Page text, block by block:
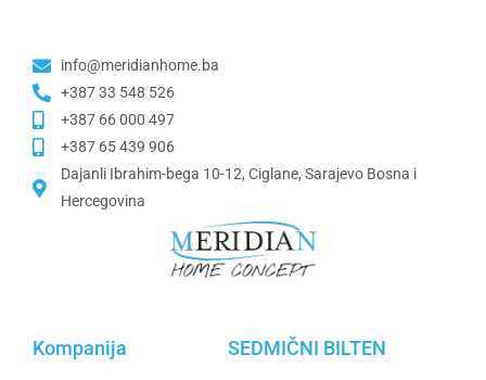
info@meridianhome.ba
+387 33 548 526
+387 66 000 497
+387 65 439 906
Dajanli Ibrahim-bega 10-12, Ciglane, Sarajevo Bosna i
Hercegovina​
Kompanija SEDMIČNI BILTEN